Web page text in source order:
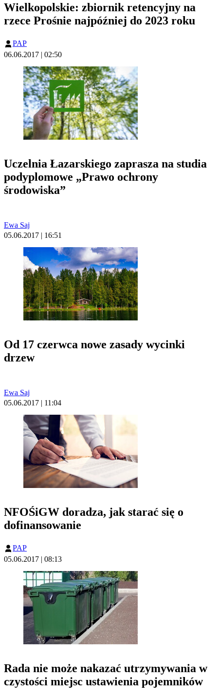
Wielkopolskie: zbiornik retencyjny na
rzece Prośnie najpóźniej do 2023 roku
PAP
06.06.2017 | 02:50
Uczelnia Łazarskiego zaprasza na studia
podyplomowe „Prawo ochrony
środowiska”
Ewa Saj
05.06.2017 | 16:51
Od 17 czerwca nowe zasady wycinki
drzew
Ewa Saj
05.06.2017 | 11:04
NFOŚiGW doradza, jak starać się o
dofinansowanie
PAP
05.06.2017 | 08:13
Rada nie może nakazać utrzymywania w
czystości miejsc ustawienia pojemników